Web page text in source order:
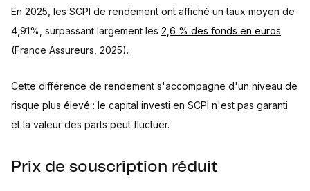
En 2025, les SCPI de rendement ont affiché un taux moyen de
4,91%, surpassant largement les 2,6 % des fonds en euros
(France Assureurs, 2025).
Cette différence de rendement s'accompagne d'un niveau de
risque plus élevé : le capital investi en SCPI n'est pas garanti
et la valeur des parts peut fluctuer.
Prix de souscription réduit